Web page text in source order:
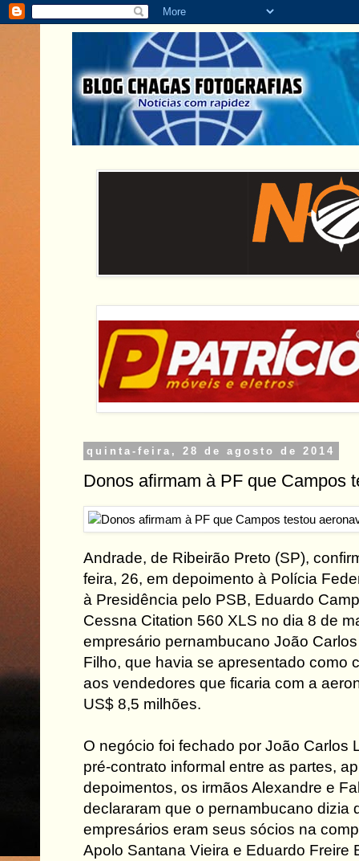
quinta-feira, 28 de agosto de 2014
Donos afirmam à PF que Campos
Andrade, de Ribeirão Preto (SP),
feira, 26, em depoimento à Polícia
à Presidência pelo PSB, Eduardo
Cessna Citation 560 XLS no dia 8 de
empresário pernambucano João
Filho, que havia se apresentado como
aos vendedores que ficaria com a
US$ 8,5 milhões.
O negócio foi fechado por João Carlos
pré-contrato informal entre as partes,
depoimentos, os irmãos Alexandre e
declararam que o pernambucano dizia
empresários eram seus sócios na
Apolo Santana Vieira e Eduardo Freire